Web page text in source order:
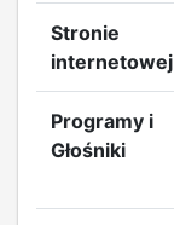
Stronie
internetowej
Programy i
Głośniki